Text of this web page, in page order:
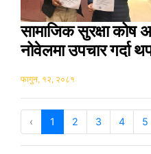
सामाजिक सुरक्षा कोष
नोवेलमा उपचार गर्दा
फागुन, १२, २०८१
‹ 1 2 3 4 5